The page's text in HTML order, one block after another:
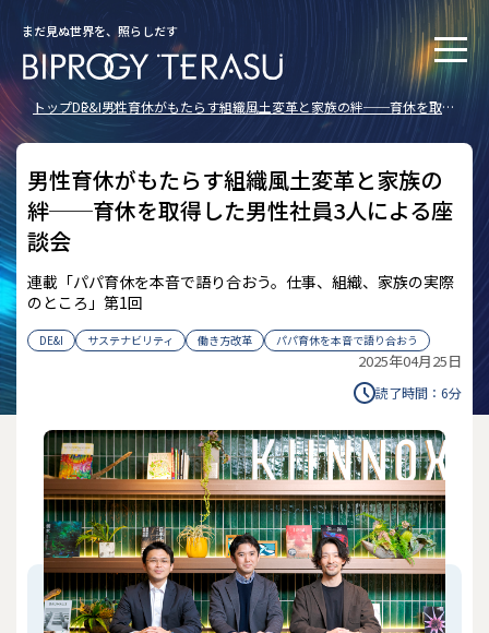
まだ見ぬ世界を、照らしだす
トップDE&I男性育休がもたらす組織風土変革と家族の絆──育休を取得
した男性社員3人による座談会
男性育休がもたらす組織風土変革と家族の
絆──育休を取得した男性社員3人による座
談会
連載「パパ育休を本音で語り合おう。仕事、組織、家族の実際
のところ」第1回
DE&I サステナビリティ 働き方改革 パパ育休を本音で語り合おう
2025年04月25日
読了時間： 6分